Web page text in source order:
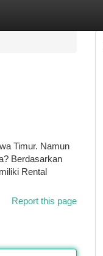
Timur. Namun
Berdasarkan
Rental
Report this page